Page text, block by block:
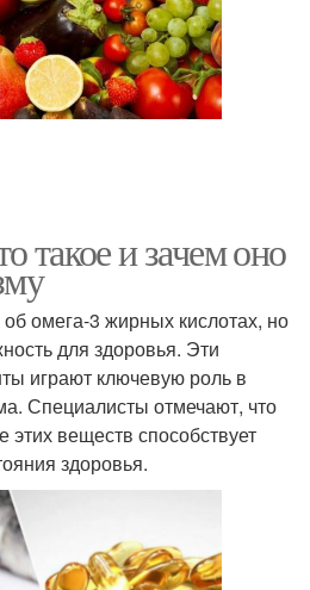
такое и зачем оно
омега-3 жирных кислотах, но
для здоровья. Эти
играют ключевую роль в
Специалисты отмечают, что
этих веществ способствует
здоровья.